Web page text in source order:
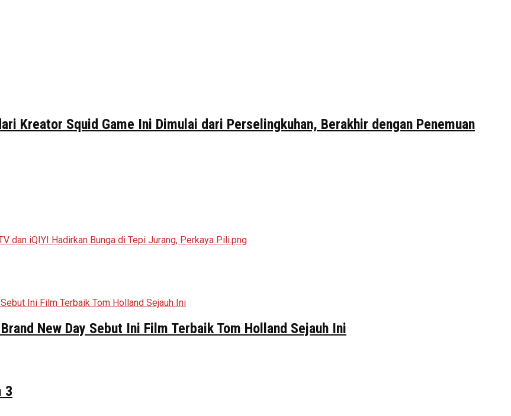
Kreator Squid Game Ini Dimulai dari Perselingkuhan, Berakhir dengan Penemuan
New Day Sebut Ini Film Terbaik Tom Holland Sejauh Ini
3